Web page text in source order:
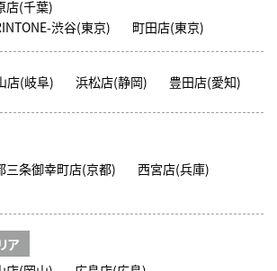
店(千葉)
渋谷(東京)
町田店(東京)
店(岐阜) 浜松店(静岡) 豊田店(愛知)
三条御幸町店(京都)
西宮店(兵庫)
ア